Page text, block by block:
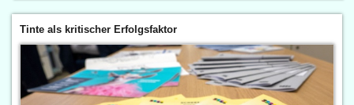
Tinte als kritischer Erfolgsfaktor